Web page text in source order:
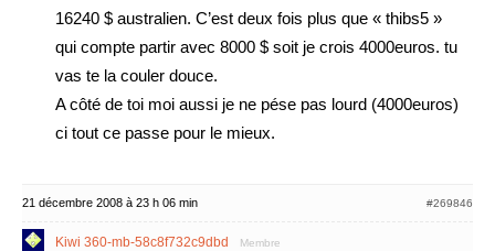
16240 $ australien. C’est deux fois plus que « thibs5 »
qui compte partir avec 8000 $ soit je crois 4000euros. tu
vas te la couler douce.
A côté de toi moi aussi je ne pése pas lourd (4000euros)
ci tout ce passe pour le mieux.
21 décembre 2008 à 23 h 06 min #269846
Kiwi 360-mb-58c8f732c9dbd Membre